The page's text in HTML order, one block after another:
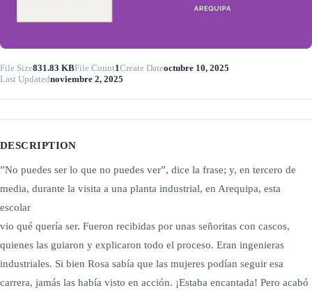
File Size831.83 KBFile Count1Create Dateoctubre 10, 2025
Last Updatednoviembre 2, 2025
DESCRIPTION
”No puedes ser lo que no puedes ver”, dice la frase; y, en tercero de
media, durante la visita a una planta industrial, en Arequipa, esta
escolar
vio qué quería ser. Fueron recibidas por unas señoritas con cascos,
quienes las guiaron y explicaron todo el proceso. Eran ingenieras
industriales. Si bien Rosa sabía que las mujeres podían seguir esa
carrera, jamás las había visto en acción. ¡Estaba encantada! Pero acabó